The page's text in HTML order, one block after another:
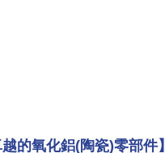
越的氧化鋁(陶瓷)零部件】